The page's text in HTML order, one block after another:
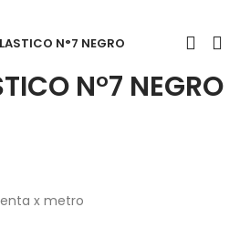
N°7 NEGRO
N°7 NEGRO
x metro